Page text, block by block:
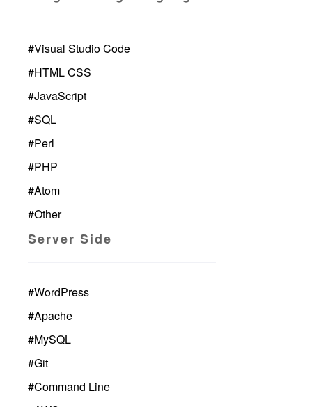
#Visual Studio Code
#HTML CSS
#JavaScript
#SQL
#Perl
#PHP
#Atom
#Other
Server Side
#WordPress
#Apache
#MySQL
#Git
#Command Line